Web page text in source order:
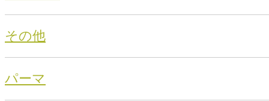
その他
パーマ